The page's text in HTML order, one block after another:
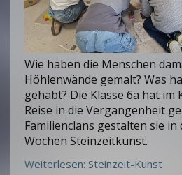
Wie haben die Menschen
Höhlenwände gemalt? Was
gehabt? Die Klasse 6a hat
Reise in die Vergangenheit
Familienclans gestalten sie in
Wochen Steinzeitkunst.
Weiterlesen: Steinzeit-Kunst